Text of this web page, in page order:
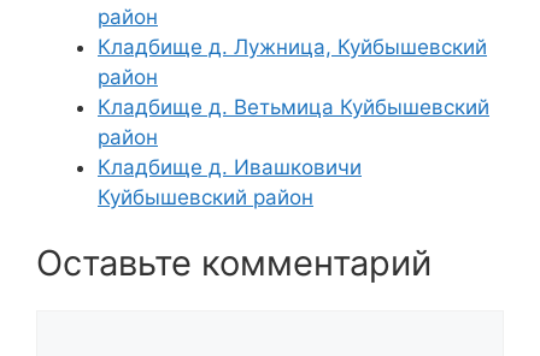
район
Кладбище д. Лужница, Куйбышевский
район
Кладбище д. Ветьмица Куйбышевский
район
Кладбище д. Ивашковичи
Куйбышевский район
Оставьте комментарий